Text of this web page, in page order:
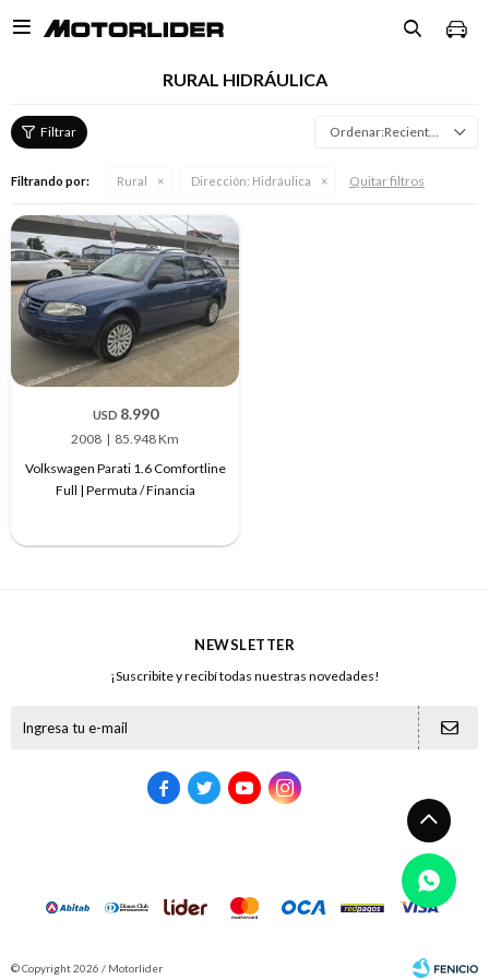

RURAL HIDRÁULICA
Recientes
Filtrando por: Rural Dirección: Hidráulica Quitar filtros
USD 8.990
2008
85.948 Km
Volkswagen Parati 1.6 Comfortline
Full | Permuta / Financia
NEWSLETTER
¡Suscribite y recibí todas nuestras novedades!
   
© Copyright 2026 / Motorlider